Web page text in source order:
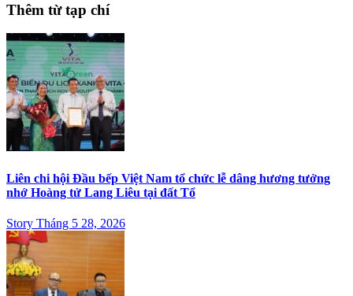
Thêm từ tạp chí
Liên chi hội Đầu bếp Việt Nam tổ chức lễ dâng hương tưởng
nhớ Hoàng tử Lang Liêu tại đất Tổ
Story Tháng 5 28, 2026